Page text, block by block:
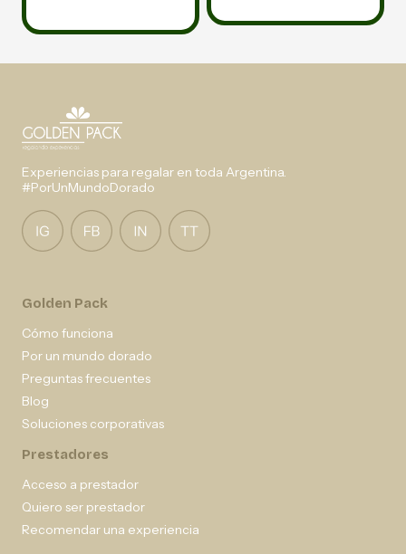
Experiencias para regalar en toda Argentina.
#PorUnMundoDorado
Golden Pack
Cómo funciona
Por un mundo dorado
Preguntas frecuentes
Blog
Soluciones corporativas
Prestadores
Acceso a prestador
Quiero ser prestador
Recomendar una experiencia